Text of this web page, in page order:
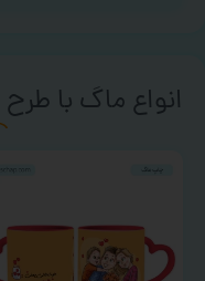
انواع ماگ با طرح